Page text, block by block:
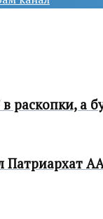
раскопки, а
Патриархат